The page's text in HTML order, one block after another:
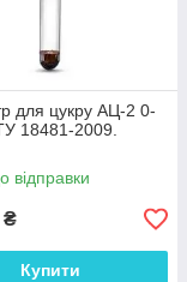
для цукру АЦ-2 0-
18481-2009.
відправки
₴
Купити